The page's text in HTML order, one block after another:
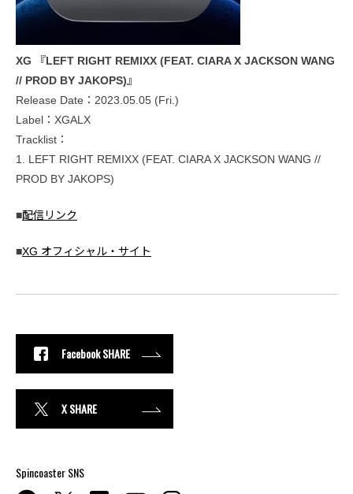
XG 『LEFT RIGHT REMIXX (FEAT. CIARA X JACKSON WANG
// PROD BY JAKOPS)』
Release Date：2023.05.05 (Fri.)
Label：XGALX
Tracklist：
1. LEFT RIGHT REMIXX (FEAT. CIARA X JACKSON WANG //
PROD BY JAKOPS)
■配信リンク
■XG オフィシャル・サイト
Facebook SHARE
X SHARE
Spincoaster SNS